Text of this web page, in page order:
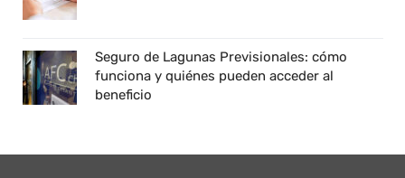
Seguro de Lagunas Previsionales: cómo
funciona y quiénes pueden acceder al
beneficio